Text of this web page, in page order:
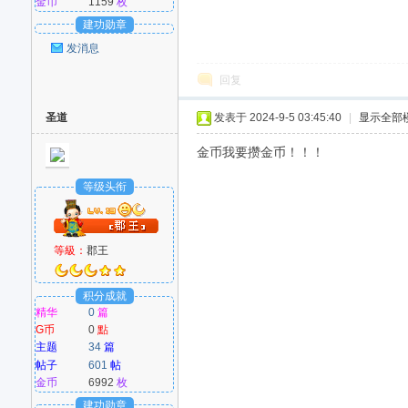
建功勋章
发消息
回复
圣道
等级头衔
等級：郡王
积分成就
精华
0 篇
G币
0點
主题
34 篇
帖子
601 帖
金币
6992枚
建功勋章
发表于 2024-9-5 03:45:40 显示全部
金币我要攒金币！！！